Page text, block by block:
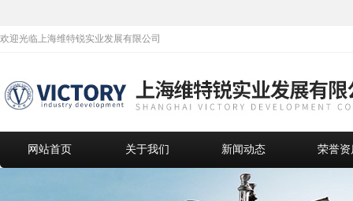
欢迎光临上海维特锐实业发展有限公司
网站首页 关于我们 新闻动态 荣誉资